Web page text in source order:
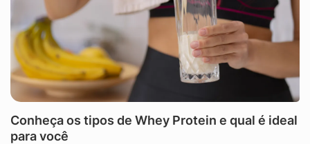
Conheça os tipos de Whey Protein e qual é ideal
para você